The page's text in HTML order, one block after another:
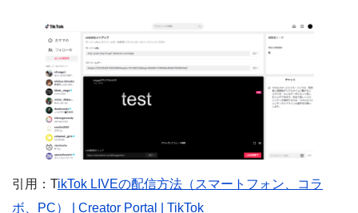
引用：TikTok LIVEの配信方法（スマートフォン、コラ
ボ、PC） | Creator Portal | TikTok